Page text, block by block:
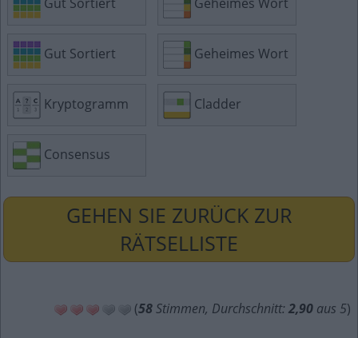
Gut Sortiert Geheimes Wort
Kryptogramm Cladder
Consensus
GEHEN SIE ZURÜCK ZUR
RÄTSELLISTE
(58Stimmen, Durchschnitt: 2,90 aus 5)